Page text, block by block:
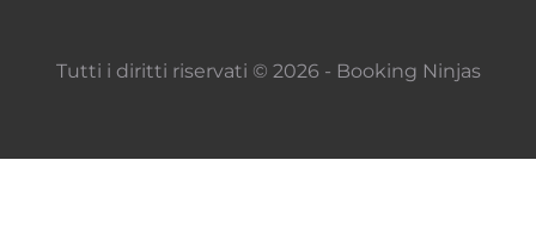
Tutti i diritti riservati © 2026 - Booking Ninjas